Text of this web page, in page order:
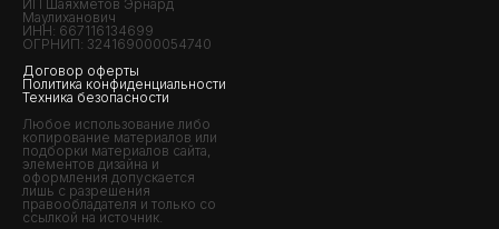
ИП Шаяхметов Эрнард
Маулиханович
ИНН: 667116134699
ОГРНИП: 324169000054740
Договор оферты
Политика конфиденциальности
Техника безопасности
Любое использование либо
копирование материалов или
подборки материалов сайта,
элементов дизайна и
оформления допускается
лишь с разрешения
правообладателя и только со
ссылкой на источник.